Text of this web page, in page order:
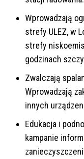
Wprowadzają
strefy ULEZ, w
strefy
godzinach
Zwalczają
Wprowadzają
innych
Edukacja i
kampanie